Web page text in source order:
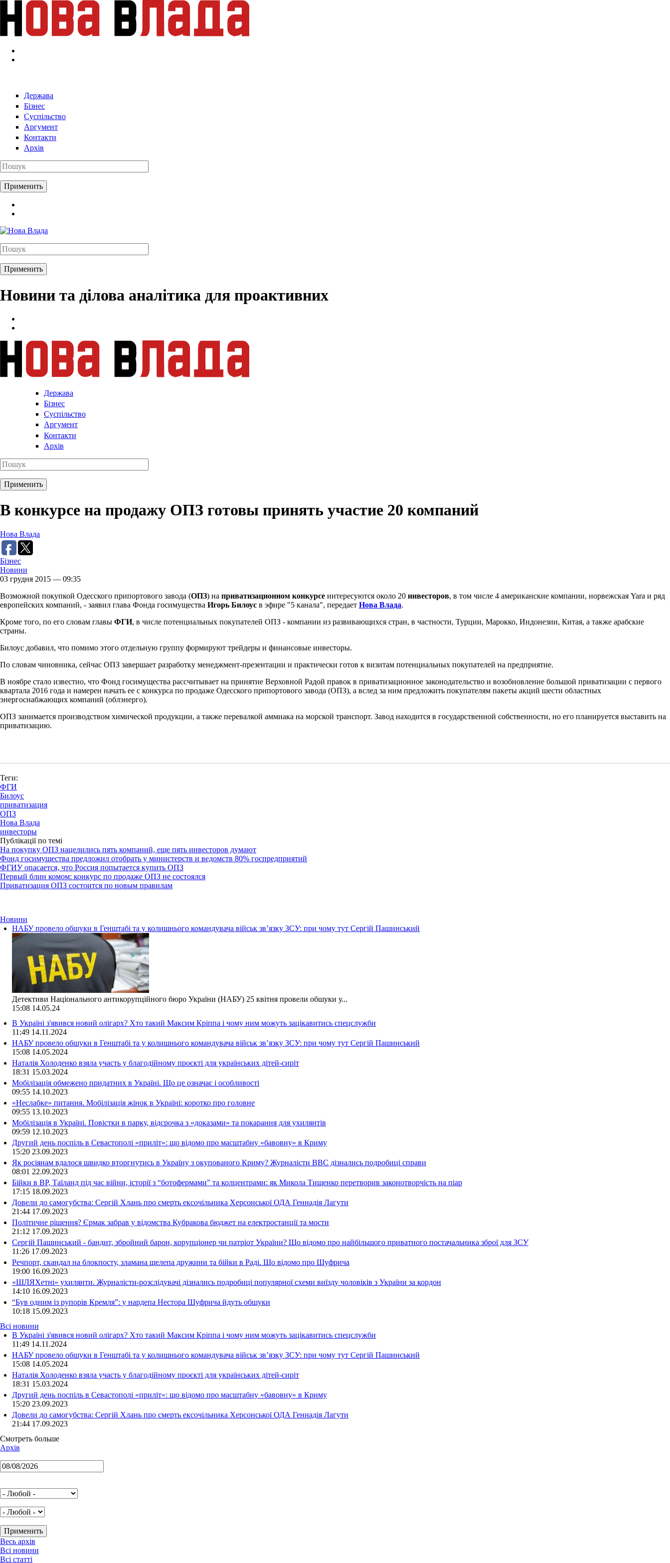
Перейти к основному содержанию
Держава
Бізнес
Суспільство
Аргумент
Контакти
Архів
Новини та ділова аналітика для проактивних
Держава
Бізнес
Суспільство
Аргумент
Контакти
Архів
В конкурсе на продажу ОПЗ готовы принять участие 20 компаний
Нова Влада
Бізнес
Новини
03 грудня 2015 — 09:35
Возможной покупкой Одесского припортового завода (ОПЗ) на приватизационном конкурсе интересуются около 20 инвесторов, в том числе 4 американские компании, норвежская Yara и ряд
европейских компаний, - заявил глава Фонда госимущества Игорь Билоус в эфире "5 канала", передает Нова Влада.
Кроме того, по его словам главы ФГИ, в числе потенциальных покупателей ОПЗ - компании из развивающихся стран, в частности, Турции, Марокко, Индонезии, Китая, а также арабские
страны.
Билоус добавил, что помимо этого отдельную группу формируют трейдеры и финансовые инвесторы.
По словам чиновника, сейчас ОПЗ завершает разработку менеджмент-презентации и практически готов к визитам потенциальных покупателей на предприятие.
В ноябре стало известно, что Фонд госимущества рассчитывает на принятие Верховной Радой правок в приватизационное законодательство и возобновление большой приватизации с первого
квартала 2016 года и намерен начать ее с конкурса по продаже Одесского припортового завода (ОПЗ), а вслед за ним предложить покупателям пакеты акций шести областных
энергоснабжающих компаний (облэнерго).
ОПЗ занимается производством химической продукции, а также перевалкой аммиака на морской транспорт. Завод находится в государственной собственности, но его планируется выставить на
приватизацию.
Теги:
ФГИ
Билоус
приватизация
ОПЗ
Нова Влада
инвесторы
Публікації по темі
На покупку ОПЗ нацелились пять компаний, еще пять инвесторов думают
Фонд госимущества предложил отобрать у министерств и ведомств 80% госпредприятий
ФГИУ опасается, что Россия попытается купить ОПЗ
Первый блин комом: конкурс по продаже ОПЗ не состоялся
Приватизация ОПЗ состоится по новым правилам
Новини
НАБУ провело обшуки в Генштабі та у колишнього командувача військ зв’язку ЗСУ: при чому тут Сергій Пашинський
Детективи Національного антикорупційного бюро України (НАБУ) 25 квітня провели обшуки у...
15:08 14.05.24
В Україні з'явився новий олігарх? Хто такий Максим Кріппа і чому ним можуть зацікавитись спецслужби
11:49 14.11.2024
НАБУ провело обшуки в Генштабі та у колишнього командувача військ зв’язку ЗСУ: при чому тут Сергій Пашинський
15:08 14.05.2024
Наталія Холоденко взяла участь у благодійному проєкті для українських дітей-сиріт
18:31 15.03.2024
Мобілізація обмежено придатних в Україні. Що це означає і особливості
09:55 14.10.2023
«Неслабке» питання. Мобілізація жінок в Україні: коротко про головне
09:55 13.10.2023
Мобілізація в Україні. Повістки в парку, відсрочка з «доказами» та покарання для ухилянтів
09:59 12.10.2023
Другий день поспіль в Севастополі «приліт»: що відомо про масштабну «бавовну» в Криму
15:20 23.09.2023
Як росіянам вдалося швидко вторгнутись в Україну з окупованого Криму? Журналісти ВВС дізнались подробиці справи
08:01 22.09.2023
Бійки в ВР, Таїланд під час війни, історії з “ботофермами” та колцентрами: як Микола Тищенко перетворив законотворчість на піар
17:15 18.09.2023
Довели до самогубства: Сергій Хлань про смерть ексочільника Херсонської ОДА Геннадія Лагути
21:44 17.09.2023
Політичне рішення? Єрмак забрав у відомства Кубракова бюджет на електростанції та мости
21:12 17.09.2023
Сергій Пашинський - бандит, збройний барон, корупціонер чи патріот України? Що відомо про найбільшого приватного постачальника зброї для ЗСУ
11:26 17.09.2023
Речпорт, скандал на блокпосту, зламана щелепа дружини та бійки в Раді. Що відомо про Шуфрича
19:00 16.09.2023
«ШЛЯХетні» ухилянти. Журналісти-розслідувачі дізнались подробиці популярної схеми виїзду чоловіків з України за кордон
14:10 16.09.2023
“Був одним із рупорів Кремля”: у нардепа Нестора Шуфрича йдуть обшуки
10:18 15.09.2023
Всі новини
В Україні з'явився новий олігарх? Хто такий Максим Кріппа і чому ним можуть зацікавитись спецслужби
11:49 14.11.2024
НАБУ провело обшуки в Генштабі та у колишнього командувача військ зв’язку ЗСУ: при чому тут Сергій Пашинський
15:08 14.05.2024
Наталія Холоденко взяла участь у благодійному проєкті для українських дітей-сиріт
18:31 15.03.2024
Другий день поспіль в Севастополі «приліт»: що відомо про масштабну «бавовну» в Криму
15:20 23.09.2023
Довели до самогубства: Сергій Хлань про смерть ексочільника Херсонської ОДА Геннадія Лагути
21:44 17.09.2023
Смотреть больше
Архів
Весь архів
Всі новини
Всі статті